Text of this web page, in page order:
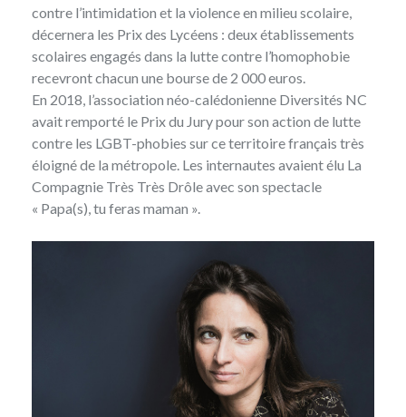
contre l’intimidation et la violence en milieu scolaire,
décernera les Prix des Lycéens : deux établissements
scolaires engagés dans la lutte contre l’homophobie
recevront chacun une bourse de 2 000 euros.
En 2018, l’association néo-calédonienne Diversités NC
avait remporté le Prix du Jury pour son action de lutte
contre les LGBT-phobies sur ce territoire français très
éloigné de la métropole. Les internautes avaient élu La
Compagnie Très Très Drôle avec son spectacle
« Papa(s), tu feras maman ».